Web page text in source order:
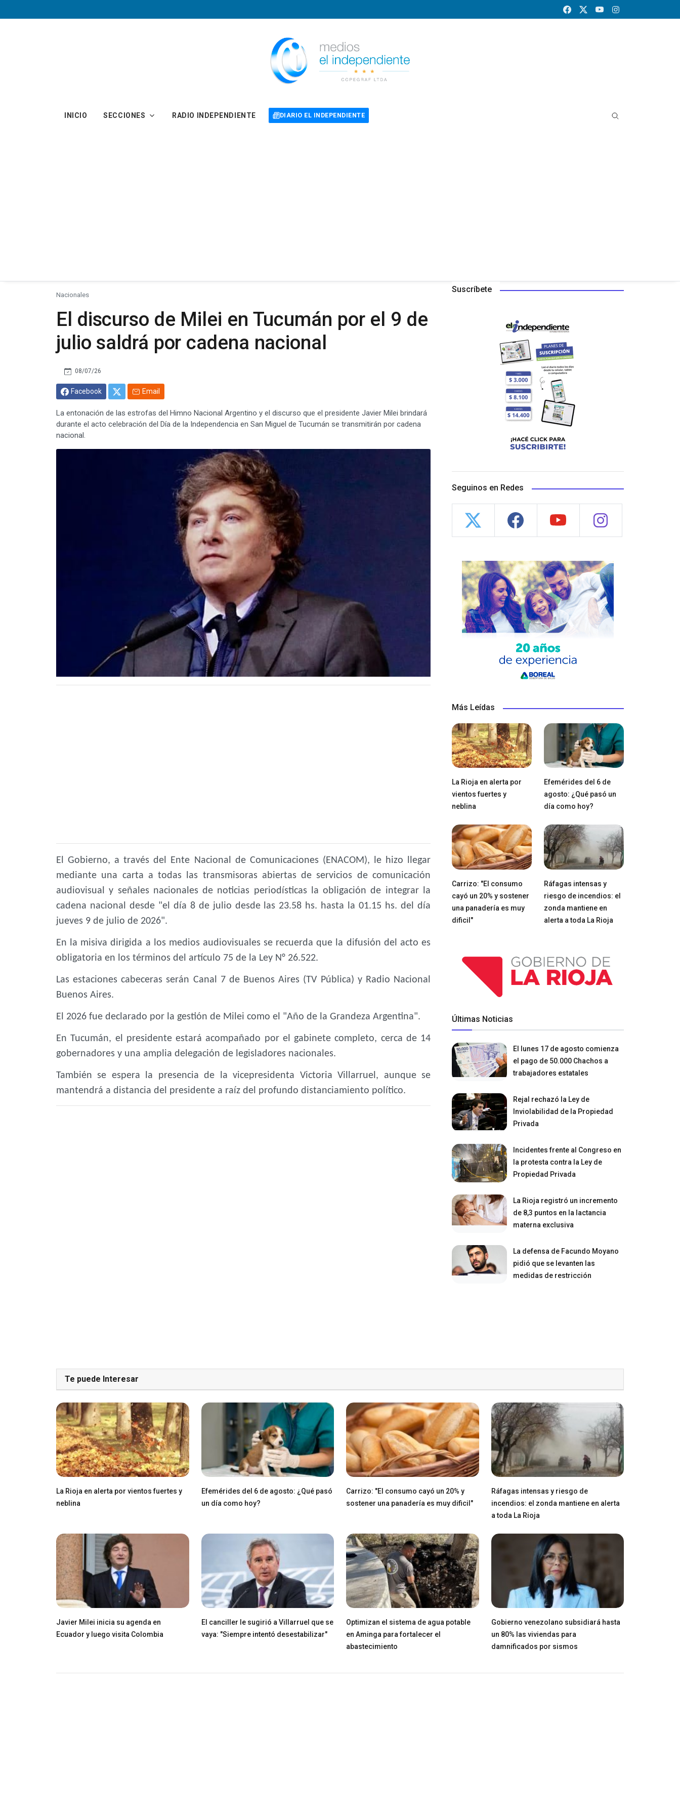
INICIO SECCIONES RADIO INDEPENDIENTE DIARIO EL INDEPENDIENTE
Nacionales
El discurso de Milei en Tucumán por el 9 de
julio saldrá por cadena nacional
08/07/26
Facebook Email
La entonación de las estrofas del Himno Nacional Argentino y el discurso que el presidente Javier Milei brindará
durante el acto celebración del Día de la Independencia en San Miguel de Tucumán se transmitirán por cadena
nacional.
El Gobierno, a través del Ente Nacional de Comunicaciones (ENACOM), le hizo llegar
mediante una carta a todas las transmisoras abiertas de servicios de comunicación
audiovisual y señales nacionales de noticias periodísticas la obligación de integrar la
cadena nacional desde "el día 8 de julio desde las 23.58 hs. hasta la 01.15 hs. del día
jueves 9 de julio de 2026".
En la misiva dirigida a los medios audiovisuales se recuerda que la difusión del acto es
obligatoria en los términos del artículo 75 de la Ley N° 26.522.
Las estaciones cabeceras serán Canal 7 de Buenos Aires (TV Pública) y Radio Nacional
Buenos Aires.
El 2026 fue declarado por la gestión de Milei como el "Año de la Grandeza Argentina".
En Tucumán, el presidente estará acompañado por el gabinete completo, cerca de 14
gobernadores y una amplia delegación de legisladores nacionales.
También se espera la presencia de la vicepresidenta Victoria Villarruel, aunque se
mantendrá a distancia del presidente a raíz del profundo distanciamiento político.
Suscríbete
Seguinos en Redes
Más Leídas
La Rioja en alerta por
vientos fuertes y
neblina
Efemérides del 6 de
agosto: ¿Qué pasó un
día como hoy?
Carrizo: "El consumo
cayó un 20% y sostener
una panadería es muy
dificil"
Ráfagas intensas y
riesgo de incendios: el
zonda mantiene en
alerta a toda La Rioja
Últimas Noticias
El lunes 17 de agosto comienza
el pago de 50.000 Chachos a
trabajadores estatales
Rejal rechazó la Ley de
Inviolabilidad de la Propiedad
Privada
Incidentes frente al Congreso en
la protesta contra la Ley de
Propiedad Privada
La Rioja registró un incremento
de 8,3 puntos en la lactancia
materna exclusiva
La defensa de Facundo Moyano
pidió que se levanten las
medidas de restricción
Te puede Interesar
La Rioja en alerta por vientos fuertes y
neblina
Efemérides del 6 de agosto: ¿Qué pasó
un día como hoy?
Carrizo: "El consumo cayó un 20% y
sostener una panadería es muy dificil"
Ráfagas intensas y riesgo de
incendios: el zonda mantiene en alerta
a toda La Rioja
Javier Milei inicia su agenda en
Ecuador y luego visita Colombia
El canciller le sugirió a Villarruel que se
vaya: "Siempre intentó desestabilizar"
Optimizan el sistema de agua potable
en Aminga para fortalecer el
abastecimiento
Gobierno venezolano subsidiará hasta
un 80% las viviendas para
damnificados por sismos